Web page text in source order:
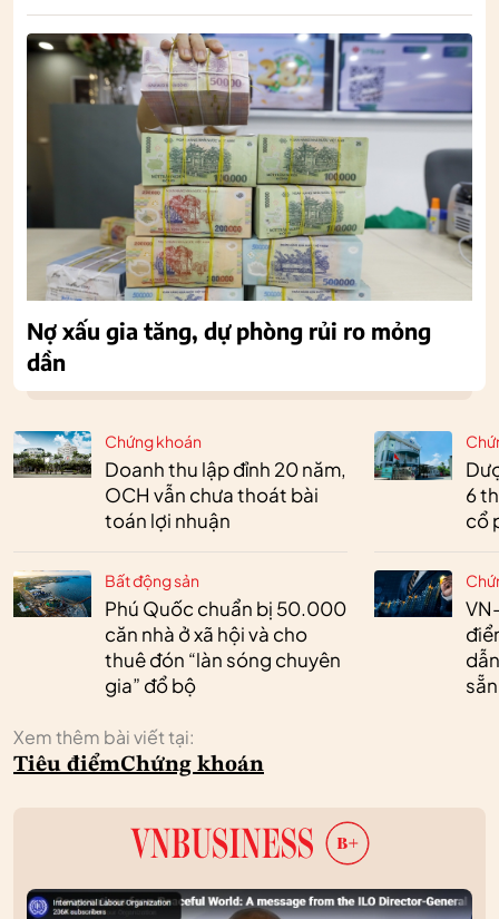
Chứng khoán
Doanh thu lập đỉnh 20 năm,
OCH vẫn chưa thoát bài
toán lợi nhuận
Bất động sản
Phú Quốc chuẩn bị 50.000
căn nhà ở xã hội và cho
thuê đón “làn sóng chuyên
gia” đổ bộ
6
cổ
Xem thêm bài viết tại:
Tiêu điểmChứng khoán
Nợ xấu gia tăng, dự phòng rủi ro mỏng
dần